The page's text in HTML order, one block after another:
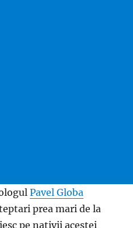
Pavel Globa
prea mari de la
pe nativii acestei